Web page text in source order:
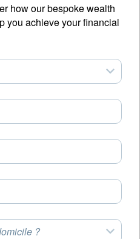
how our bespoke wealth
you achieve your financial
?